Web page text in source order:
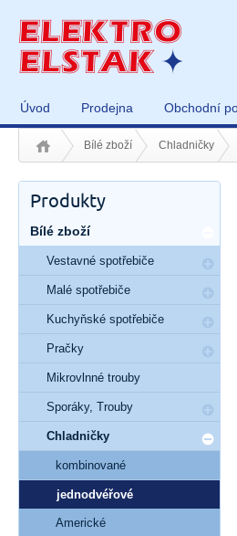
Úvod Prodejna Obchodní
Bílé zboží Chladničky
Produkty
Bílé zboží
Vestavné spotřebiče
Malé spotřebiče
Kuchyňské spotřebiče
Pračky
Mikrovlnné trouby
Sporáky, Trouby
Chladničky
kombinované
jednodvéřové
Americké